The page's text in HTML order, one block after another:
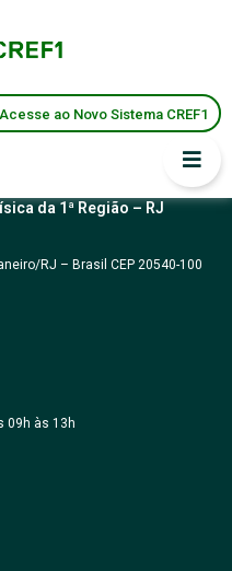
Acesse ao Novo Sistema CREF1
nº
da 1ª Região – RJ
RJ – Brasil CEP 20540-100
09h às 13h